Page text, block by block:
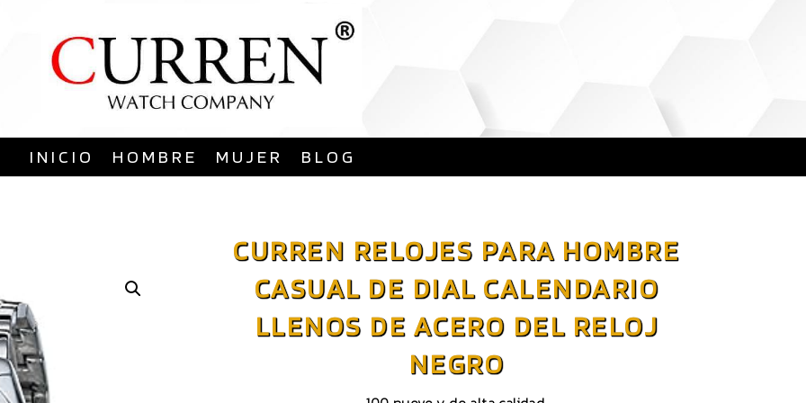
al
contenido
INICIO HOMBRE MUJER BLOG
CURREN RELOJES PARA HOMBRE
CASUAL DE DIAL CALENDARIO
LLENOS DE ACERO DEL RELOJ
NEGRO